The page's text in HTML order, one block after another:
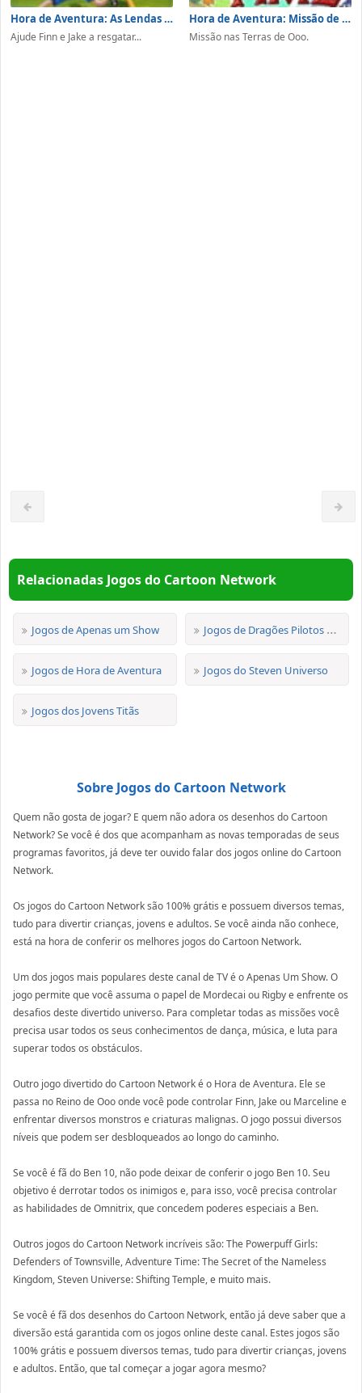
Hora de Aventura: As Lendas de Ooo
Ajude Finn e Jake a resgatar...
Hora de Aventura: Missão de Honra
Missão nas Terras de Ooo.
Relacionadas Jogos do Cartoon Network
Jogos de Apenas um Show Jogos de Dragões Pilotos de Berk
Jogos de Hora de Aventura Jogos do Steven Universo
Jogos dos Jovens Titãs
Sobre Jogos do Cartoon Network
Quem não gosta de jogar? E quem não adora os desenhos do Cartoon
Network? Se você é dos que acompanham as novas temporadas de seus
programas favoritos, já deve ter ouvido falar dos jogos online do Cartoon
Network.
Os jogos do Cartoon Network são 100% grátis e possuem diversos temas,
tudo para divertir crianças, jovens e adultos. Se você ainda não conhece,
está na hora de conferir os melhores jogos do Cartoon Network.
Um dos jogos mais populares deste canal de TV é o Apenas Um Show. O
jogo permite que você assuma o papel de Mordecai ou Rigby e enfrente os
desafios deste divertido universo. Para completar todas as missões você
precisa usar todos os seus conhecimentos de dança, música, e luta para
superar todos os obstáculos.
Outro jogo divertido do Cartoon Network é o Hora de Aventura. Ele se
passa no Reino de Ooo onde você pode controlar Finn, Jake ou Marceline e
enfrentar diversos monstros e criaturas malignas. O jogo possui diversos
níveis que podem ser desbloqueados ao longo do caminho.
Se você é fã do Ben 10, não pode deixar de conferir o jogo Ben 10. Seu
objetivo é derrotar todos os inimigos e, para isso, você precisa controlar
as habilidades de Omnitrix, que concedem poderes especiais a Ben.
Outros jogos do Cartoon Network incríveis são: The Powerpuff Girls:
Defenders of Townsville, Adventure Time: The Secret of the Nameless
Kingdom, Steven Universe: Shifting Temple, e muito mais.
Se você é fã dos desenhos do Cartoon Network, então já deve saber que a
diversão está garantida com os jogos online deste canal. Estes jogos são
100% grátis e possuem diversos temas, tudo para divertir crianças, jovens
e adultos. Então, que tal começar a jogar agora mesmo?